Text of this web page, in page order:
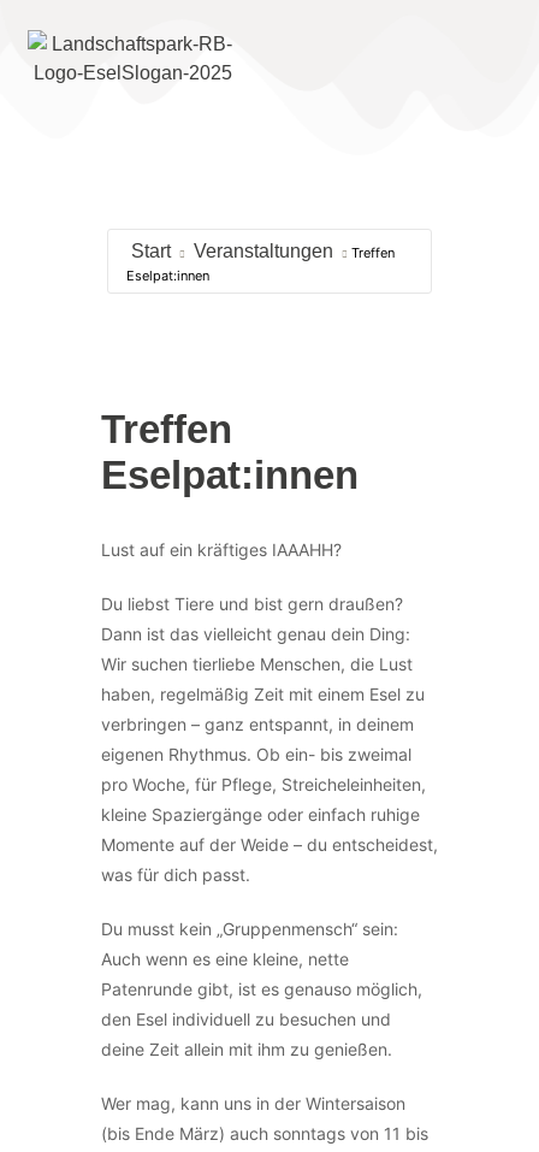
Start Veranstaltungen
Treffen
Eselpat:innen
Treffen
Eselpat:innen
Lust auf ein kräftiges IAAAHH?
Du liebst Tiere und bist gern draußen?
Dann ist das vielleicht genau dein Ding:
Wir suchen tierliebe Menschen, die Lust
haben, regelmäßig Zeit mit einem Esel zu
verbringen – ganz entspannt, in deinem
eigenen Rhythmus. Ob ein- bis zweimal
pro Woche, für Pflege, Streicheleinheiten,
kleine Spaziergänge oder einfach ruhige
Momente auf der Weide – du entscheidest,
was für dich passt.
Du musst kein „Gruppenmensch“ sein:
Auch wenn es eine kleine, nette
Patenrunde gibt, ist es genauso möglich,
den Esel individuell zu besuchen und
deine Zeit allein mit ihm zu genießen.
Wer mag, kann uns in der Wintersaison
(bis Ende März) auch sonntags von 11 bis